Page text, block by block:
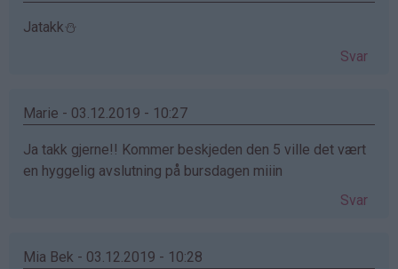
Jatakk⛄️
Svar
Marie - 03.12.2019 - 10:27
Ja takk gjerne!! Kommer beskjeden den 5 ville det vært
en hyggelig avslutning på bursdagen miiin
Svar
Mia Bek - 03.12.2019 - 10:28